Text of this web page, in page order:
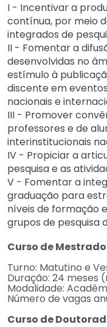
I - Incentivar a
contínua, por meio
integrados de
II - Fomentar a
desenvolvidas no
estímulo à
discente em
nacionais e
III - Promover
professores e de
interinstitucionais
IV - Propiciar a
pesquisa e as
V - Fomentar a
graduação para
níveis de formação
grupos de pesquisa
Curso de Mestrado
Turno: Matutino e
Duração: 24 meses
Modalidade:
Número de vagas
Curso de